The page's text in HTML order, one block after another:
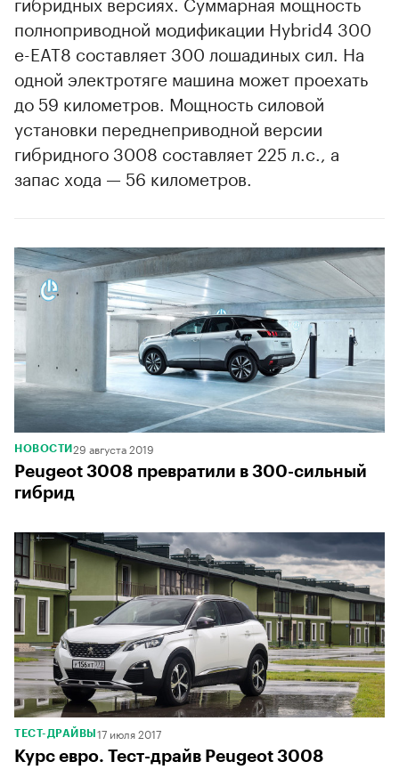
полноприводной модификации Hybrid4 300
e-EAT8 составляет 300 лошадиных сил. На
одной электротяге машина может проехать
до 59 километров. Мощность силовой
установки переднеприводной версии
гибридного 3008 составляет 225 л.с., а
запас хода — 56 километров.
НОВОСТИ 29 августа 2019
Peugeot 3008 превратили в 300-сильный
гибрид
ТЕСТ-ДРАЙВЫ 17 июля 2017
Курс евро. Тест-драйв Peugeot 3008